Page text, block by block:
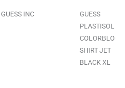
GUESS INC
GUESS
PLASTISOL
SHIRT JET
BLACK XL